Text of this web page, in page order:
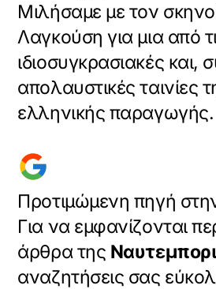
Μιλήσαμε με τον
Λαγκούση για μια από
ιδιοσυγκρασιακές και,
απολαυστικές ταινίες
ελληνικής παραγωγής.
Προτιμώμενη πηγή
Για να εμφανίζονται
άρθρα της
αναζητήσεις σας